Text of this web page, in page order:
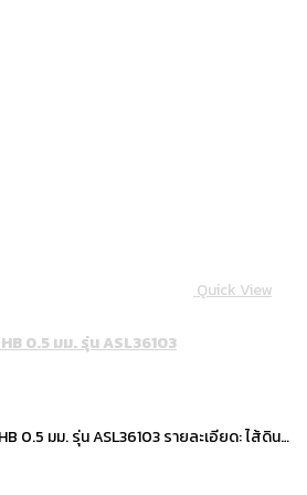
Quick View
0.5 มม. รุ่น ASL36103
0.5 มม. รุ่น ASL36103 รายละเอียด: ไส้ดิน…